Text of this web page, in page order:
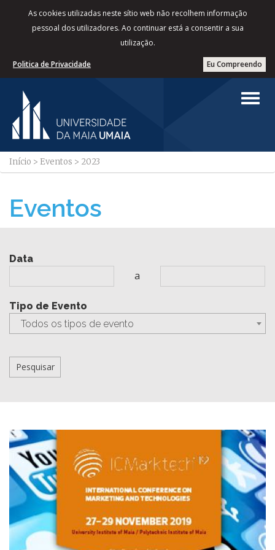
As cookies utilizadas neste sítio web não recolhem informação
pessoal dos utilizadores. Ao continuar está a consentir a sua
utilização.
Eu Compreendo
Politica de Privacidade
Início > Eventos > 2023
Eventos
Data
a
Tipo de Evento
Todos os tipos de evento